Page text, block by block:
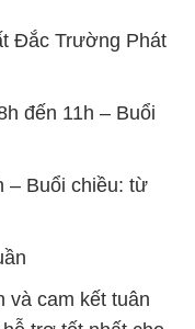
Đắc Trường Phát
đến 11h – Buổi
– Buổi chiều: từ
và cam kết tuân